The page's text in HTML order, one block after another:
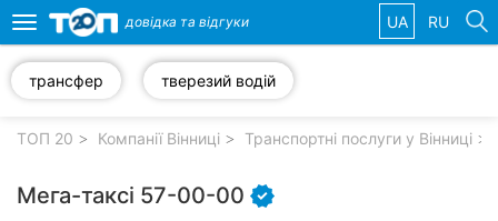
компанії
Toggle
navigation
довідка та відгуки UA RU
трансфер тверезий водій
ТОП 20 Компанії Вінниці Транспортні послуги у Вінниці
Мега-таксі 57-00-00